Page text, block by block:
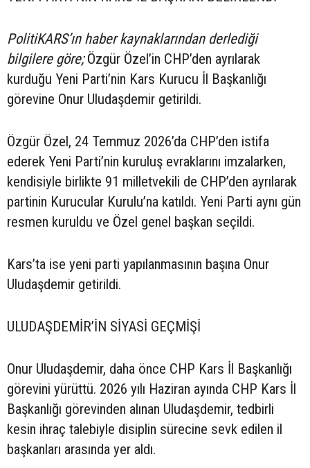
PolitiKARS’ın haber kaynaklarından derlediği
bilgilere göre;Özgür Özel’in CHP’den ayrılarak
kurduğu Yeni Parti’nin Kars Kurucu İl Başkanlığı
görevine Onur Uludaşdemir getirildi.
Özgür Özel, 24 Temmuz 2026’da CHP’den istifa
ederek Yeni Parti’nin kuruluş evraklarını imzalarken,
kendisiyle birlikte 91 milletvekili de CHP’den ayrılarak
partinin Kurucular Kurulu’na katıldı. Yeni Parti aynı gün
resmen kuruldu ve Özel genel başkan seçildi.
Kars’ta ise yeni parti yapılanmasının başına Onur
Uludaşdemir getirildi.
ULUDAŞDEMİR’İN SİYASİ GEÇMİŞİ
Onur Uludaşdemir, daha önce CHP Kars İl Başkanlığı
görevini yürüttü. 2026 yılı Haziran ayında CHP Kars İl
Başkanlığı görevinden alınan Uludaşdemir, tedbirli
kesin ihraç talebiyle disiplin sürecine sevk edilen il
başkanları arasında yer aldı.